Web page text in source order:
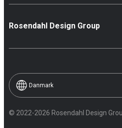
Rosendahl Design Group
© 2022-2026 Rosendahl Design
Danmark